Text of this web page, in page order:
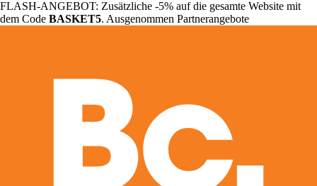
FLASH-ANGEBOT: Zusätzliche -5% auf die gesamte Website mit
dem Code BASKET5. Ausgenommen Partnerangebote